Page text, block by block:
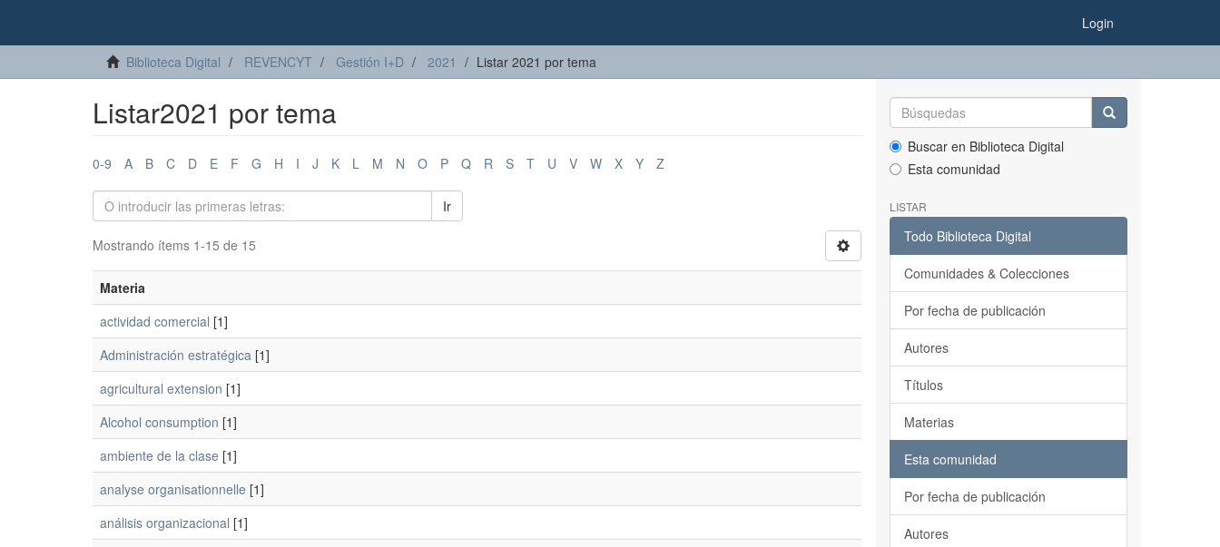
Login
Biblioteca Digital REVENCYT Gestión I+D 2021 Listar 2021 por tema
Listar2021 por tema
0-9 A B C D E F G H I J K L M N O P Q R S T U V W X Y Z
Ir
Mostrando ítems 1-15 de 15
Materia
actividad comercial [1]
Administración estratégica [1]
agricultural extension [1]
Alcohol consumption [1]
ambiente de la clase [1]
analyse organisationnelle [1]
análisis organizacional [1]
Buscar en Biblioteca Digital
Esta comunidad
LISTAR
Todo Biblioteca Digital
Comunidades & Colecciones
Por fecha de publicación
Autores
Títulos
Materias
Esta comunidad
Por fecha de publicación
Autores